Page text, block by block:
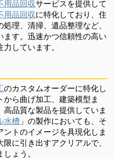
用品回収サービスを提供して
用品回収に特化しており、住
理、清掃、遺品整理など、
す。迅速かつ信頼性の高い
しています。
のカスタムオーダーに特化し
ら曲げ加工、建築模型ま
品質な製品を提供していま
水槽 」の製作においても、そ
トのイメージを具現化しま
に引き出すアクリアルで、
ょう。